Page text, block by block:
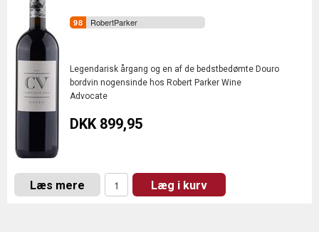
RobertParker
Legendarisk årgang og en af de bedstbedømte Douro
bordvin nogensinde hos Robert Parker Wine
Advocate
DKK 899,95
Læs mere Læg i kurv